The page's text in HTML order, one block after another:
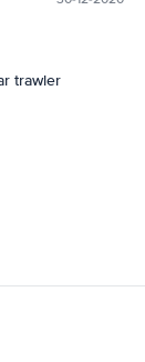
trawler